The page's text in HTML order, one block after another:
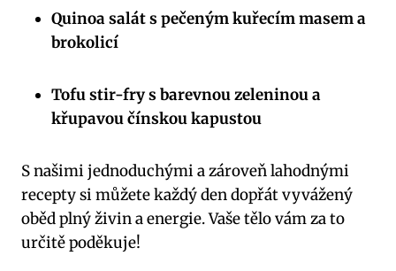
Quinoa salát s pečeným kuřecím masem a
brokolicí
Tofu stir-fry s barevnou zeleninou a
křupavou čínskou kapustou
S našimi jednoduchými a zároveň lahodnými
recepty si můžete každý den dopřát vyvážený
oběd plný živin a energie. Vaše tělo vám za to
určitě poděkuje!